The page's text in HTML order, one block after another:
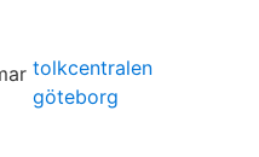
tolkcentralen
göteborg